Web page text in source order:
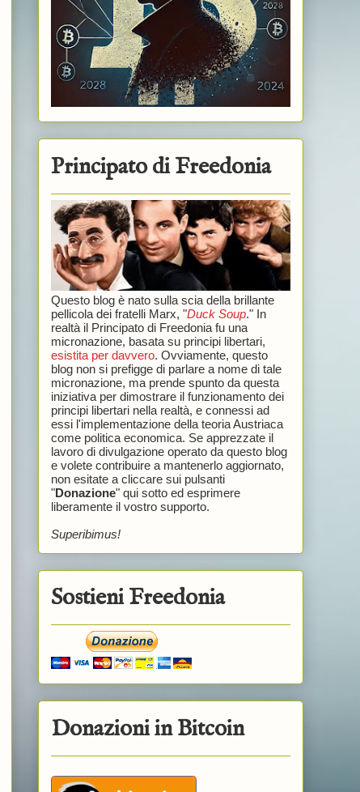
Principato di Freedonia
Questo blog è nato sulla scia della brillante
pellicola dei fratelli Marx, "Duck Soup." In
realtà il Principato di Freedonia fu una
micronazione, basata su principi libertari,
esistita per davvero. Ovviamente, questo
blog non si prefigge di parlare a nome di tale
micronazione, ma prende spunto da questa
iniziativa per dimostrare il funzionamento dei
principi libertari nella realtà, e connessi ad
essi l'implementazione della teoria Austriaca
come politica economica. Se apprezzate il
lavoro di divulgazione operato da questo blog
e volete contribuire a mantenerlo aggiornato,
non esitate a cliccare sui pulsanti
"Donazione" qui sotto ed esprimere
liberamente il vostro supporto.
Superibimus!
Sostieni Freedonia
Donazioni in Bitcoin